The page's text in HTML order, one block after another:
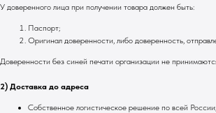
У доверенного лица при получении товара должен быть:
Паспорт;
Оригинал доверенности, либо доверенность,
Доверенности без синей печати организации не
2) Доставка до адреса
Собственное логистическое решение по всей России;